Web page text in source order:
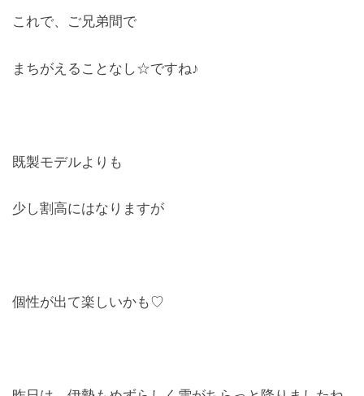
これで、ご兄弟間で
まちがえることなし☆ですね♪
既製モデルよりも
少し割高にはなりますが
個性が出て楽しいかも♡